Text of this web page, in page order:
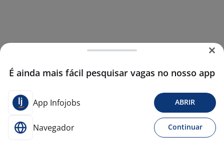
É ainda mais fácil pesquisar vagas no nosso app
App Infojobs ABRIR
Navegador Continuar